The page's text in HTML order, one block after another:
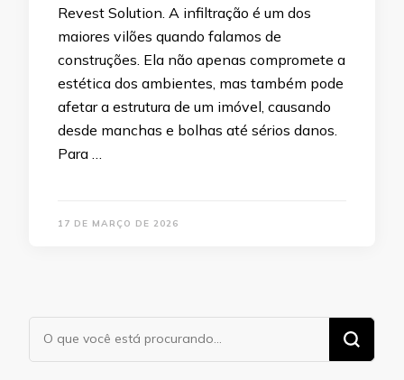
Revest Solution. A infiltração é um dos
maiores vilões quando falamos de
construções. Ela não apenas compromete a
estética dos ambientes, mas também pode
afetar a estrutura de um imóvel, causando
desde manchas e bolhas até sérios danos.
Para …
17 DE MARÇO DE 2026
Procurando
algo?